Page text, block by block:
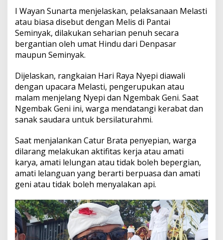
I Wayan Sunarta menjelaskan, pelaksanaan Melasti
atau biasa disebut dengan Melis di Pantai
Seminyak, dilakukan seharian penuh secara
bergantian oleh umat Hindu dari Denpasar
maupun Seminyak.
Dijelaskan, rangkaian Hari Raya Nyepi diawali
dengan upacara Melasti, pengerupukan atau
malam menjelang Nyepi dan Ngembak Geni. Saat
Ngembak Geni ini, warga mendatangi kerabat dan
sanak saudara untuk bersilaturahmi.
Saat menjalankan Catur Brata penyepian, warga
dilarang melakukan aktifitas kerja atau amati
karya, amati lelungan atau tidak boleh bepergian,
amati lelanguan yang berarti berpuasa dan amati
geni atau tidak boleh menyalakan api.